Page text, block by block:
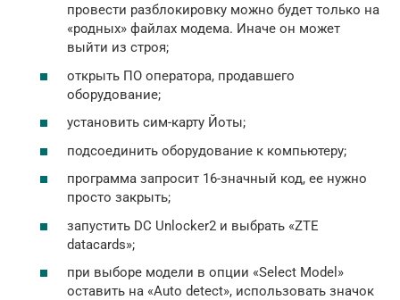
провести разблокировку можно будет только на
«родных» файлах модема. Иначе он может
выйти из строя;
открыть ПО оператора, продавшего
оборудование;
установить сим-карту Йоты;
подсоединить оборудование к компьютеру;
программа запросит 16-значный код, ее нужно
просто закрыть;
запустить DC Unlocker2 и выбрать «ZTE
datacards»;
при выборе модели в опции «Select Model»
оставить на «Auto detect», использовать значок